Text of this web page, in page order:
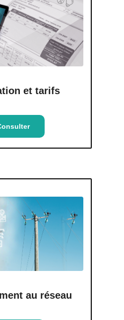
et tarifs
au réseau